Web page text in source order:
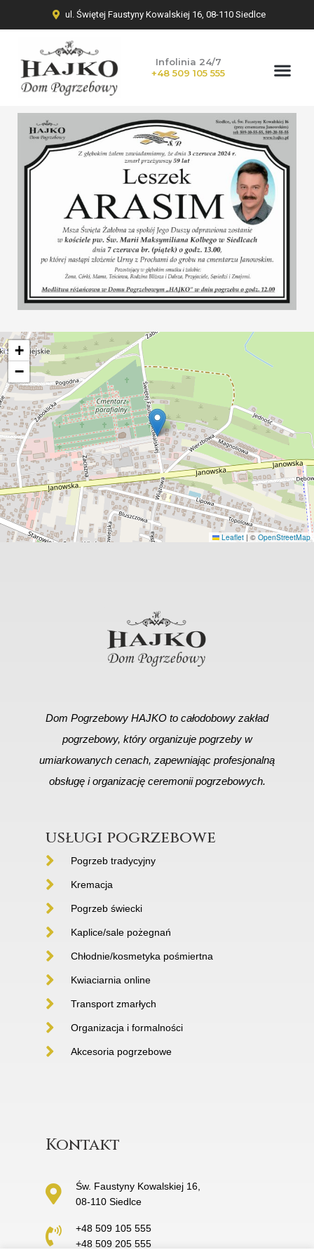
ul. Świętej Faustyny Kowalskiej 16, 08-110 Siedlce
Infolinia 24/7
+48 509 105 555
+
−
Leaflet | © OpenStreetMap
Dom Pogrzebowy HAJKO to całodobowy zakład
pogrzebowy, który organizuje pogrzeby w
umiarkowanych cenach, zapewniając profesjonalną
obsługę i organizację ceremonii pogrzebowych.
usługi pogrzebowe
Pogrzeb tradycyjny
Kremacja
Pogrzeb świecki
Kaplice/sale pożegnań
Chłodnie/kosmetyka pośmiertna
Kwiaciarnia online
Transport zmarłych
Organizacja i formalności
Akcesoria pogrzebowe
Kontakt
Św. Faustyny Kowalskiej 16,
08-110 Siedlce
+48 509 105 555
+48 509 205 555